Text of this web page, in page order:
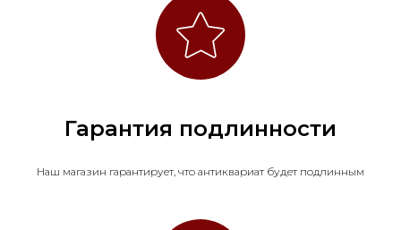
Гарантия подлинности
Наш магазин гарантирует, что антиквариат будет подлинным